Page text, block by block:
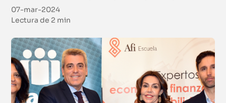
07-mar-2024
Lectura de 2 min